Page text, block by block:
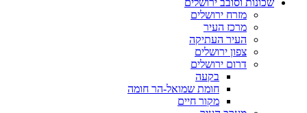
שכונות וסובב ירושלים
מזרח ירושלים
מרכז העיר
העיר העתיקה
צפון ירושלים
דרום ירושלים
בקעה
חומת שמואל-הר חומה
מקור חיים